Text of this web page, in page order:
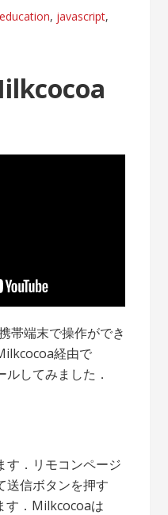
education, javascript,
帯端末で操作ができ
経由で
してみました．
す．リモコンページ
送信ボタンを押す
す．Milkcocoaは